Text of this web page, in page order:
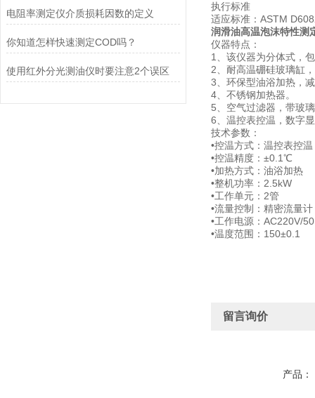
电阻率测定仪介质损耗因数的定义
你知道怎样快速测定COD吗？
使用红外分光测油仪时要注意2个误区
执行标准
适应标准：ASTM
润滑油高温泡沫特性测
仪器特点：
1、该仪器为分体式，
2、耐高温硼硅玻璃缸
3、环保型油浴加热，
4、不锈钢加热器。
5、空气过滤器，带玻
6、温控表控温，数字
技术参数：
•控温方式：温控表控温
•控温精度：±0.1℃
•加热方式：油浴加热
•整机功率：2.5kW
•工作单元：2管
•流量控制：精密流量计
•工作电源：AC220V/
•温度范围：150±0.1
留言询价
产品：